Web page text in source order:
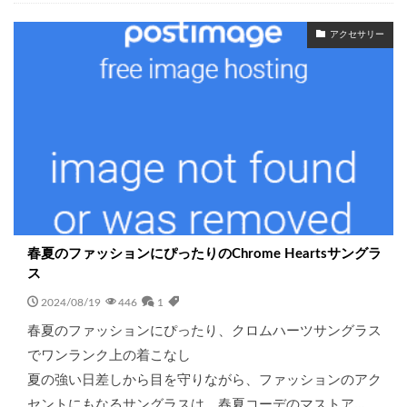
アクセサリー
春夏のファッションにぴったりのChrome Heartsサングラ
ス
2024/08/19 446 1
春夏のファッションにぴったり、クロムハーツサングラス
でワンランク上の着こなし
夏の強い日差しから目を守りながら、ファッションのアク